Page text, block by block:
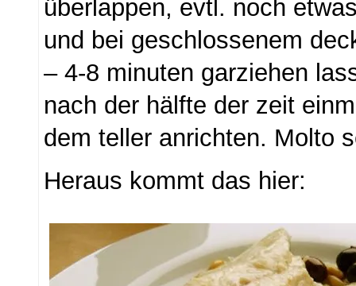
überlappen, evtl. noch
und bei geschlossenem
– 4-8 minuten garziehen
nach der hälfte der zeit
dem teller anrichten. Molto
Heraus kommt das hier: